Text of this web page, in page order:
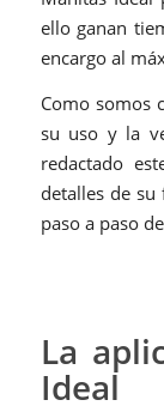
ello ganan
encargo al
Como somos
su uso y la
redactado
detalles de
paso a paso
La
Ideal